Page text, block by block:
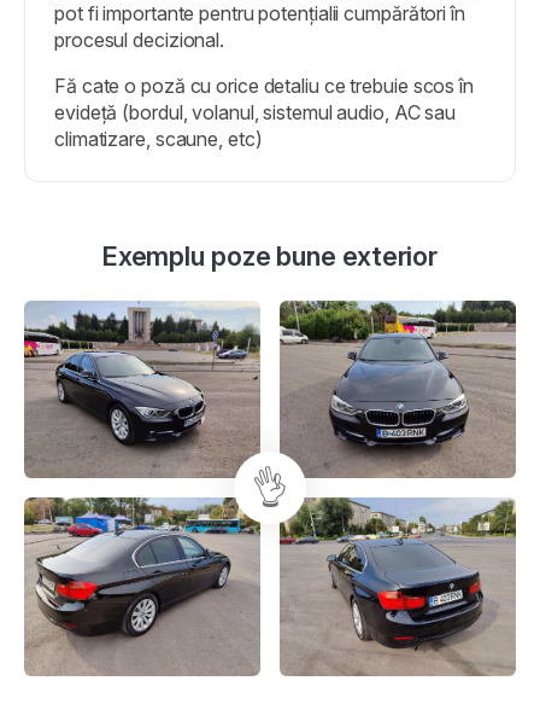
pot fi importante pentru potențialii cumpărători în
procesul decizional.
Fă cate o poză cu orice detaliu ce trebuie scos în
evideță (bordul, volanul, sistemul audio, AC sau
climatizare, scaune, etc)
Exemplu poze bune exterior